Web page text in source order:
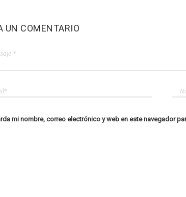
UN COMENTARIO
mi nombre, correo electrónico y web en este navegador